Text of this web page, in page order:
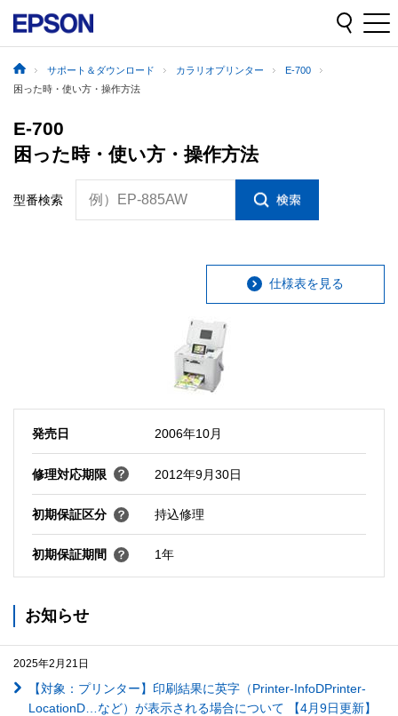
サポート＆ダウンロード カラリオプリンター
E-700
困った時・使い方・操作方法
E-700
困った時・使い方・操作方法
型番検索 例）EP-885AW
仕様表を見る
発売日 2006年10月
修理対応期限 2012年9月30日
初期保証区分 持込修理
初期保証期間 1年
お知らせ
2025年2月21日
【対象：プリンター】印刷結果に英字（Printer-InfoDPrinter-
LocationD…など）が表示される場合について 【4月9日更新】